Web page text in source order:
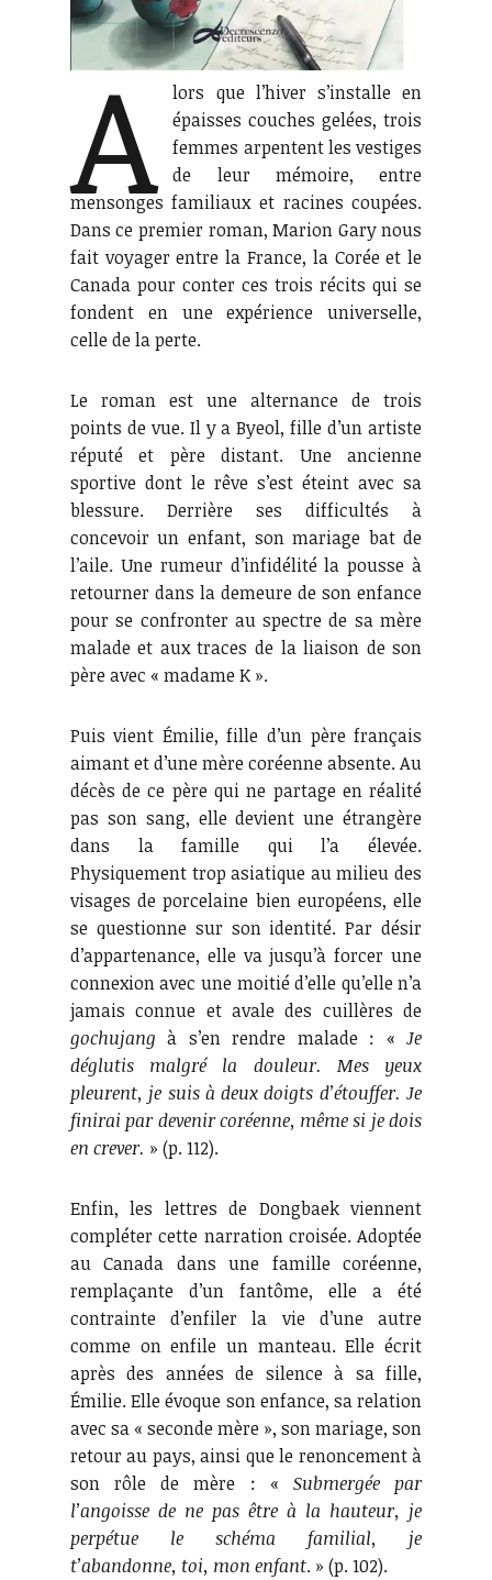
A
lors que l’hiver s’installe en
épaisses couches gelées, trois
femmes arpentent les vestiges
de leur mémoire, entre
mensonges familiaux et racines coupées.
Dans ce premier roman, Marion Gary nous
fait voyager entre la France, la Corée et le
Canada pour conter ces trois récits qui se
fondent en une expérience universelle,
celle de la perte.
Le roman est une alternance de trois
points de vue. Il y a Byeol, fille d’un artiste
réputé et père distant. Une ancienne
sportive dont le rêve s’est éteint avec sa
blessure. Derrière ses difficultés à
concevoir un enfant, son mariage bat de
l’aile. Une rumeur d’infidélité la pousse à
retourner dans la demeure de son enfance
pour se confronter au spectre de sa mère
malade et aux traces de la liaison de son
père avec « madame K ».
Puis vient Émilie, fille d’un père français
aimant et d’une mère coréenne absente. Au
décès de ce père qui ne partage en réalité
pas son sang, elle devient une étrangère
dans la famille qui l’a élevée.
Physiquement trop asiatique au milieu des
visages de porcelaine bien européens, elle
se questionne sur son identité. Par désir
d’appartenance, elle va jusqu’à forcer une
connexion avec une moitié d’elle qu’elle n’a
jamais connue et avale des cuillères de
gochujang à s’en rendre malade : «Je
déglutis malgré la douleur. Mes yeux
pleurent, je suis à deux doigts d’étouffer. Je
finirai par devenir coréenne, même si je dois
en crever. » (p. 112).
Enfin, les lettres de Dongbaek viennent
compléter cette narration croisée. Adoptée
au Canada dans une famille coréenne,
remplaçante d’un fantôme, elle a été
contrainte d’enfiler la vie d’une autre
comme on enfile un manteau. Elle écrit
après des années de silence à sa fille,
Émilie. Elle évoque son enfance, sa relation
avec sa « seconde mère », son mariage, son
retour au pays, ainsi que le renoncement à
son rôle de mère : « Submergée par
l’angoisse de ne pas être à la hauteur, je
perpétue le schéma familial, je
t’abandonne, toi, mon enfant. » (p. 102).